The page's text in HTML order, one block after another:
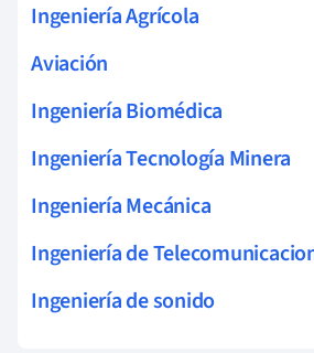
Ingeniería Agrícola
Aviación
Ingeniería Biomédica
Ingeniería Tecnología Minera
Ingeniería Mecánica
Ingeniería de
Ingeniería de sonido